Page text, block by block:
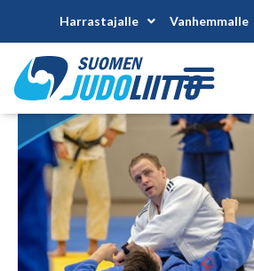
Harrastajalle Vanhemmalle